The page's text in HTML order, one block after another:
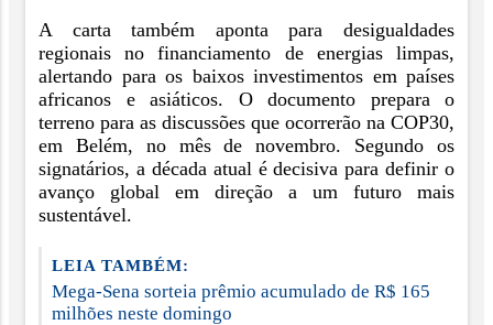
A carta também aponta para desigualdades
regionais no financiamento de energias limpas,
alertando para os baixos investimentos em países
africanos e asiáticos. O documento prepara o
terreno para as discussões que ocorrerão na COP30,
em Belém, no mês de novembro. Segundo os
signatários, a década atual é decisiva para definir o
avanço global em direção a um futuro mais
sustentável.
LEIA TAMBÉM:
Mega-Sena sorteia prêmio acumulado de R$ 165
milhões neste domingo